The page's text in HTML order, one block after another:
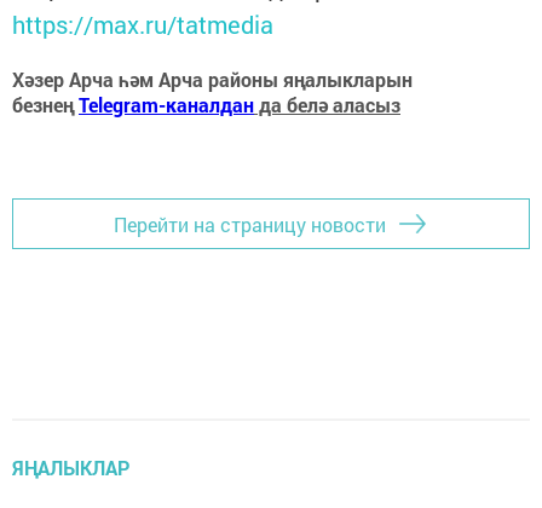
https://max.ru/tatmedia
Хәзер Арча һәм Арча районы яңалыкларын
безнеңTelegram-каналданда белә аласыз
Перейти на страницу новости
ЯҢАЛЫКЛАР